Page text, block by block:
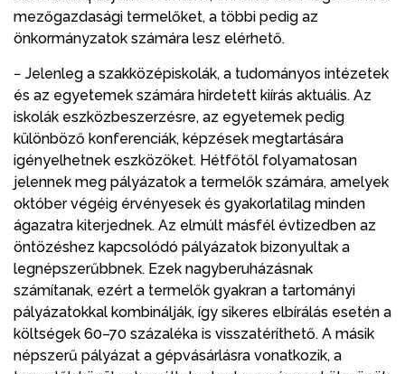
mezőgazdasági termelőket, a többi pedig az
önkormányzatok számára lesz elérhető.
− Jelenleg a szakközépiskolák, a tudományos intézetek
és az egyetemek számára hirdetett kiírás aktuális. Az
iskolák eszközbeszerzésre, az egyetemek pedig
különböző konferenciák, képzések megtartására
igényelhetnek eszközöket. Hétfőtől folyamatosan
jelennek meg pályázatok a termelők számára, amelyek
október végéig érvényesek és gyakorlatilag minden
ágazatra kiterjednek. Az elmúlt másfél évtizedben az
öntözéshez kapcsolódó pályázatok bizonyultak a
legnépszerűbbnek. Ezek nagyberuházásnak
számítanak, ezért a termelők gyakran a tartományi
pályázatokkal kombinálják, így sikeres elbírálás esetén a
költségek 60–70 százaléka is visszatéríthető. A másik
népszerű pályázat a gépvásárlásra vonatkozik, a